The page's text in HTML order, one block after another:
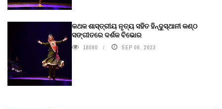
କଥକ ଶାସ୍ତ୍ରୀୟ ନୃତ୍ୟ ସହିତ ହିନ୍ଦୁସ୍ଥାନୀ କଣ୍ଠ
ସଙ୍ଗୀତରେ ଦର୍ଶକ ବିଭୋର
18080 SEP 06, 2023